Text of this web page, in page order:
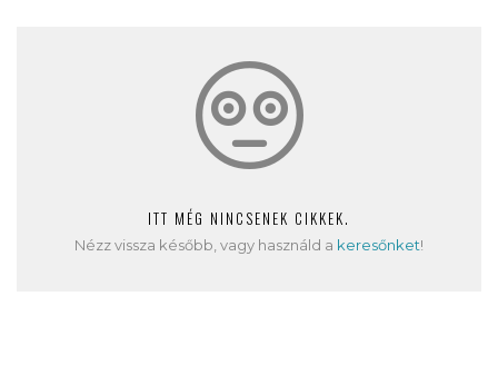
ITT MÉG NINCSENEK CIKKEK.
Nézz vissza később, vagy használd a keresőnket!